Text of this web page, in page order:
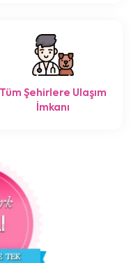
Tüm Şehirlere Ulaşım
İmkanı